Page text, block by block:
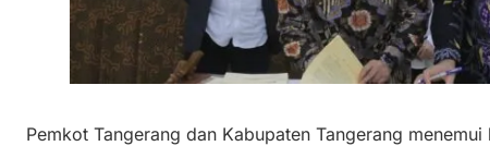
Pemkot Tangerang dan Kabupaten Tangerang